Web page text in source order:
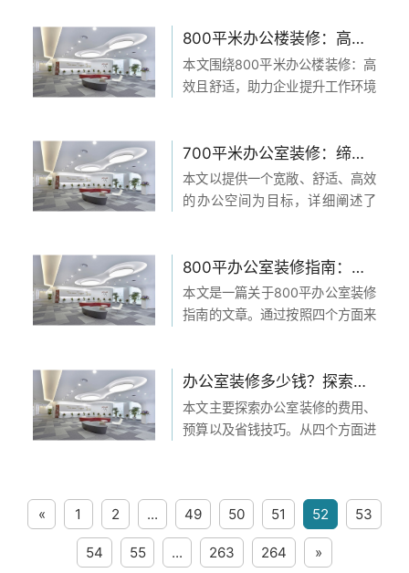
立即与天太客服通话
400-969-
1158
不再出现
务。通过对每个方面的深入阐述，
帮助读者了解写字楼装修报价的要
点，以便进行精确预算。...
800平米办公楼装修：高效且舒适，助力企业提升工作环境与员工体验
本文围绕800平米办公楼装修：高
效且舒适，助力企业提升工作环境
局、设备和装饰等方面入手，提出
了打造高效办公环境的重要性，以
及应该注意的细节。...
700平米办公室装修：缔造宽敞、舒适、高效的办公空间
本文以提供一个宽敞、舒适、高效
的办公空间为目标，详细阐述了
家具和装饰品，创造出一个开放、
流畅的办公环境。其次，通过合理
的光线设计和空调系统...
800平办公室装修指南：打造高效舒适的办公空间，让工作更高效！
本文是一篇关于800平办公室装修
指南的文章。通过按照四个方面来
们将介绍办公室的布局设计，包括
办公区域、会议室、休息区等；然
后，我们将讨论办公...
办公室装修多少钱？探索办公室装修费用、预算及省钱技巧
本文主要探索办公室装修的费用、
预算以及省钱技巧。从四个方面进
接着，分析了省钱的技巧和方法；
之后，对全文进行总结...
« 1 2 ... 49 50 51 52 53
54 55 ... 263 264 »